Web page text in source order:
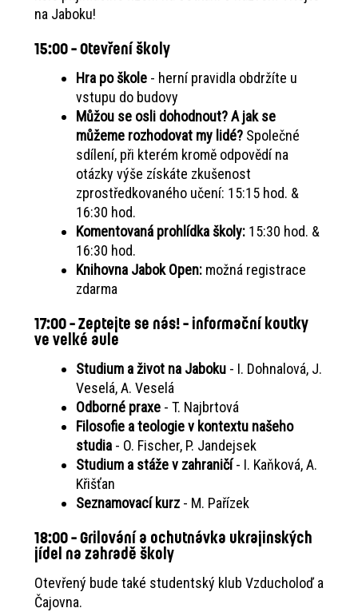
na Jaboku!
15:00 - Otevření školy
Hra po škole- herní pravidla obdržíte u
vstupu do budovy
Můžou se osli dohodnout? A jak se
můžeme rozhodovat my lidé? Společné
sdílení, při kterém kromě odpovědí na
otázky výše získáte zkušenost
zprostředkovaného učení: 15:15 hod. &
16:30 hod.
Komentovaná prohlídka školy:15:30 hod. &
16:30 hod.
Knihovna Jabok Open:možná registrace
zdarma
17:00 - Zeptejte se nás! - informační koutky
ve velké aule
Studium a život na Jaboku- I. Dohnalová, J.
Veselá, A. Veselá
Odborné praxe- T. Najbrtová
Filosofie a teologie v kontextu našeho
studia- O. Fischer, P. Jandejsek
Studium a stáže v zahraničí- I. Kaňková, A.
Křišťan
Seznamovací kurz- M. Pařízek
18:00 - Grilování a ochutnávka ukrajinských
jídel na zahradě školy
Otevřený bude také studentský klub Vzducholoď a
Čajovna.